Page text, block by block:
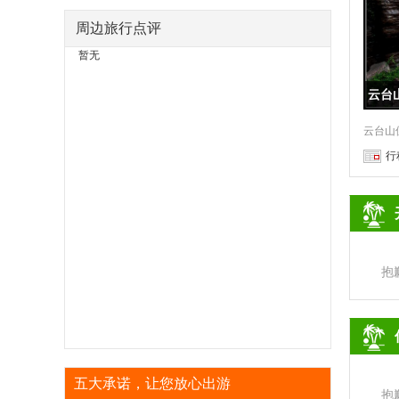
周边旅行点评
暂无
五大承诺，让您放心出游
云台
行
抱
抱